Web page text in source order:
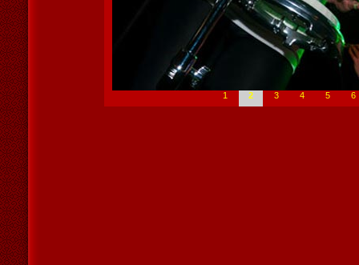
1 2 3 4 5 6